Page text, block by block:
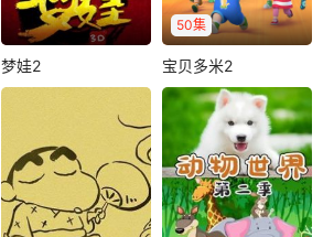
梦娃2
幺秘密？为什幺她
光着小脚丫呢？..
梦娃2
50集
宝贝多米2
《宝贝多米 第2季》
每一集都围绕宝贝
多米一家的幸福生
活，展现了..
宝贝多米2